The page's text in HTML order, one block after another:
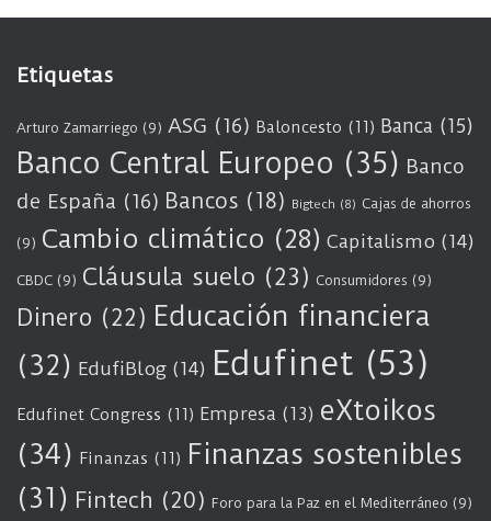
Etiquetas
Arturo Zamarriego (9) ASG (16) Baloncesto (11) Banca (15)
Banco Central Europeo (35) Banco
de España (16) Bancos (18) Bigtech (8) Cajas de ahorros
(9) Cambio climático (28) Capitalismo (14)
CBDC (9) Cláusula suelo (23) Consumidores (9)
Dinero (22) Educación financiera
(32) EdufiBlog (14) Edufinet (53)
Edufinet Congress (11) Empresa (13) eXtoikos
(34) Finanzas (11) Finanzas sostenibles
(31) Fintech (20) Foro para la Paz en el Mediterráneo (9)